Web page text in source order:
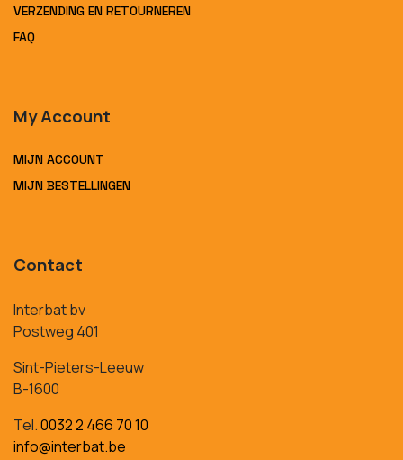
VERZENDING EN RETOURNEREN
FAQ
My Account
MIJN ACCOUNT
MIJN BESTELLINGEN
Contact
Interbat bv
Postweg 401
Sint-Pieters-Leeuw
B-1600
Tel.0032 2 466 70 10
info@interbat.be